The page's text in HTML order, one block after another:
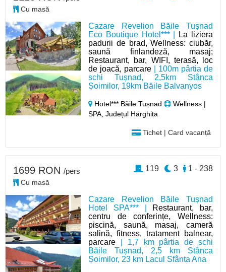
Cazare Revelion Băile Tușnad
Eco Boutique Hotel*** |
La liziera
padurii de brad, Wellness: ciubăr,
saună finlandeză, masaj;
Restaurant, bar, WIFI, terasă, loc
de joacă, parcare | 100m pârtia de
schi Tușnad, 2,5km Stânca
Șoimilor, 19km Băile Balvanyos
Hotel*** Băile Tușnad
Wellness |
SPA, Județul Harghita
Tichet | Card vacanță
Cu masă
Cazare Revelion Băile Tușnad
Hotel SPA*** |
Restaurant, bar,
centru de conferințe, Wellness:
piscină, saună, masaj, cameră
salină, fitness, tratament balnear,
parcare | 1,7 km pârtia de schi
Băile Tușnad, 2,5 km Stânca
Șoimilor, 23 km Lacul Sfânta Ana
1699 RON /pers
Cu masă
1 - 238
3
119